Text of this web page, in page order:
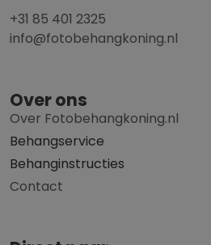
+31 85 401 2325
info@fotobehangkoning.nl
Over ons
Over Fotobehangkoning.nl
Behangservice
Behanginstructies
Contact